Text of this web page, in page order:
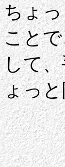
ちょ
こと
して
ょっ